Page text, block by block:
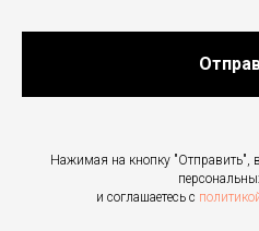
Нажимая на кнопку "Отправить",
и соглашаетесь c